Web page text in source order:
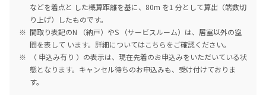
などを着点と した概算距離を基に、80m を1 分として算出（端数切
り上げ）したものです。
間取り表記のN （納戸）やS （サービスルーム）は、居室以外の空
間を表して います。詳細についてはこちらをご確認ください。
（ 申込み有り ）の表示は、現在先着のお申込みをいただいている状
態となります。キャンセル待ちのお申込みも、受け付けておりま
す。